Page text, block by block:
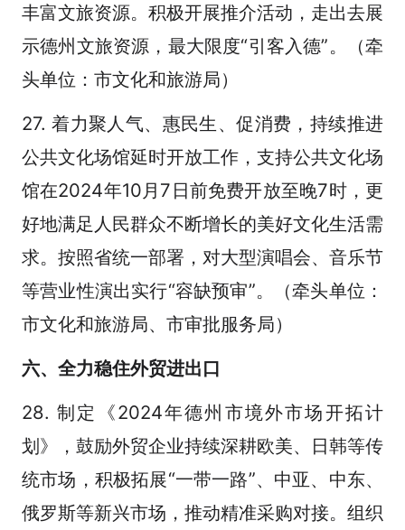
丰富文旅资源。积极开展推介活动，走出去展
示德州文旅资源，最大限度“引客入德”。（牵
头单位：市文化和旅游局）
27. 着力聚人气、惠民生、促消费，持续推进
公共文化场馆延时开放工作，支持公共文化场
馆在2024年10月7日前免费开放至晚7时，更
好地满足人民群众不断增长的美好文化生活需
求。按照省统一部署，对大型演唱会、音乐节
等营业性演出实行“容缺预审”。（牵头单位：
市文化和旅游局、市审批服务局）
六、全力稳住外贸进出口
28. 制定《2024年德州市境外市场开拓计
划》，鼓励外贸企业持续深耕欧美、日韩等传
统市场，积极拓展“一带一路”、中亚、中东、
俄罗斯等新兴市场，推动精准采购对接。组织